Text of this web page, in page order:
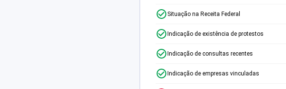
Situação na Receita Federal
Indicação de existência de protestos
Indicação de consultas recentes
Indicação de empresas vinculadas